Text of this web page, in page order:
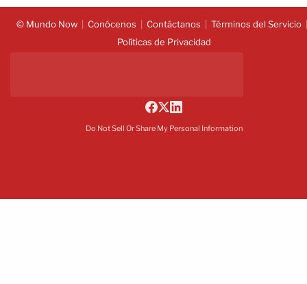
© Mundo Now Conócenos Contáctanos
Términos del Servicio
Políticas de Privacidad
Do Not Sell Or Share My Personal Information